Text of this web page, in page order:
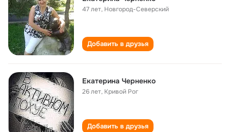
47 лет, Новгород-Северский
Добавить в друзья
Екатерина Черненко
26 лет, Кривой Рог
Добавить в друзья